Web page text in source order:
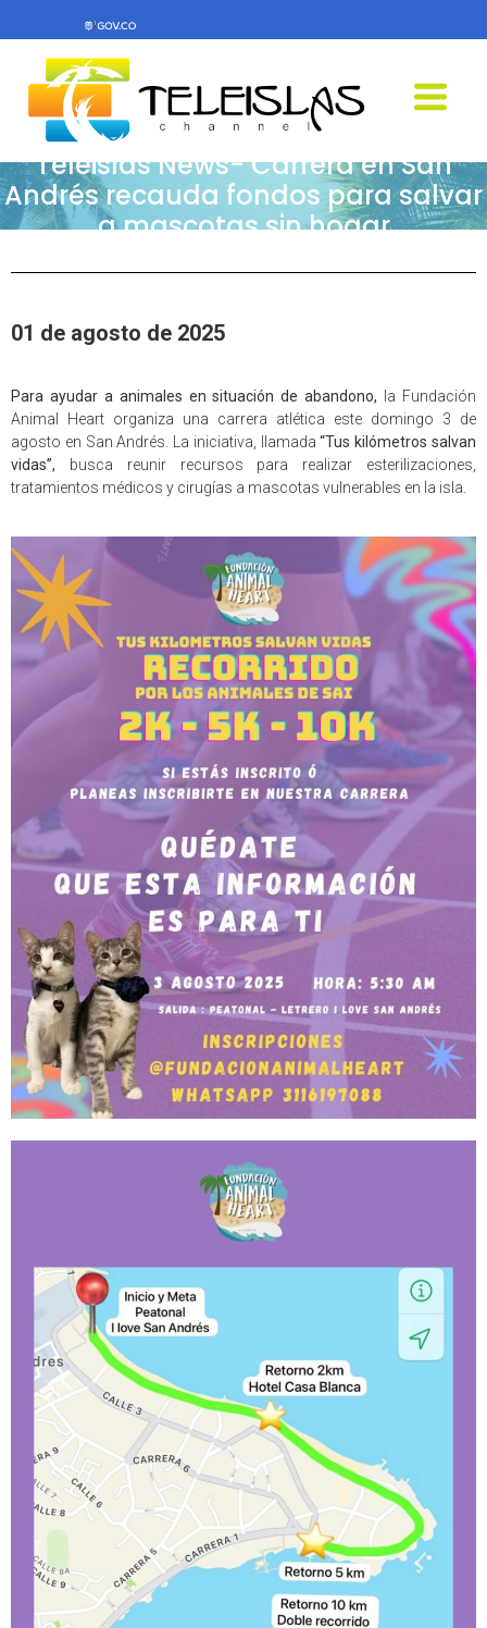
Teleislas News- Carrera en San
Andrés recauda fondos para salvar
a mascotas sin hogar
01 de agosto de 2025
Para ayudar a animales en situación de abandono, la Fundación
Animal Heart organiza una carrera atlética este domingo 3 de
agosto en San Andrés. La iniciativa, llamada“Tus kilómetros salvan
vidas”, busca reunir recursos para realizar esterilizaciones,
tratamientos médicos y cirugías a mascotas vulnerables en la isla.